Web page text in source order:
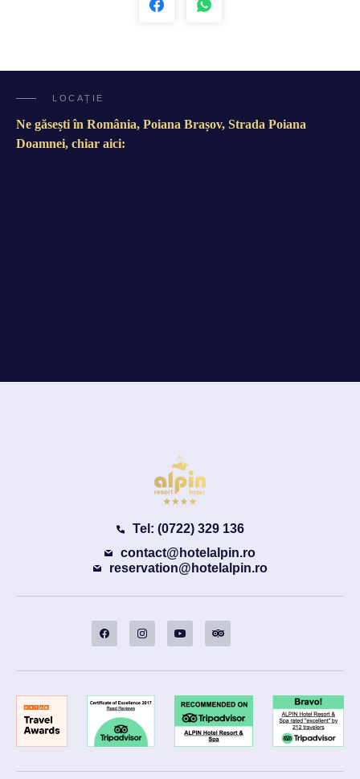
LOCAȚIE
Ne găsești în România, Poiana Brașov, Strada Poiana
Doamnei, chiar aici:
Tel: (0722) 329 136
contact@hotelalpin.ro
reservation@hotelalpin.ro